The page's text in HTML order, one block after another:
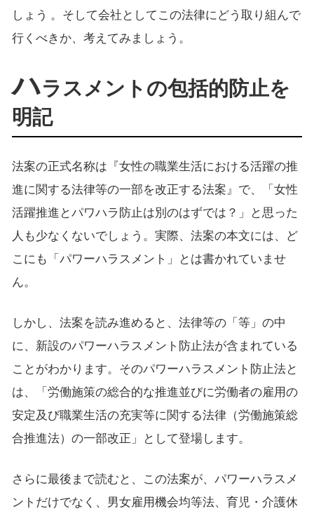
しょう 。そして会社としてこの法律にどう取り組んで
行くべきか、考えてみましょう。
ハラスメントの包括的防止を
明記
法案の正式名称は『女性の職業生活における活躍の推
進に関する法律等の一部を改正する法案』で、「女性
活躍推進とパワハラ防止は別のはずでは？」と思った
人も少なくないでしょう。実際、法案の本文には、ど
こにも「パワーハラスメント」とは書かれていませ
ん。
しかし、法案を読み進めると、法律等の「等」の中
に、新設のパワーハラスメント防止法が含まれている
ことがわかります。そのパワーハラスメント防止法と
は、「労働施策の総合的な推進並びに労働者の雇用の
安定及び職業生活の充実等に関する法律（労働施策総
合推進法）の一部改正」として登場します。
さらに最後まで読むと、この法案が、パワーハラスメ
ントだけでなく、男女雇用機会均等法、育児・介護休